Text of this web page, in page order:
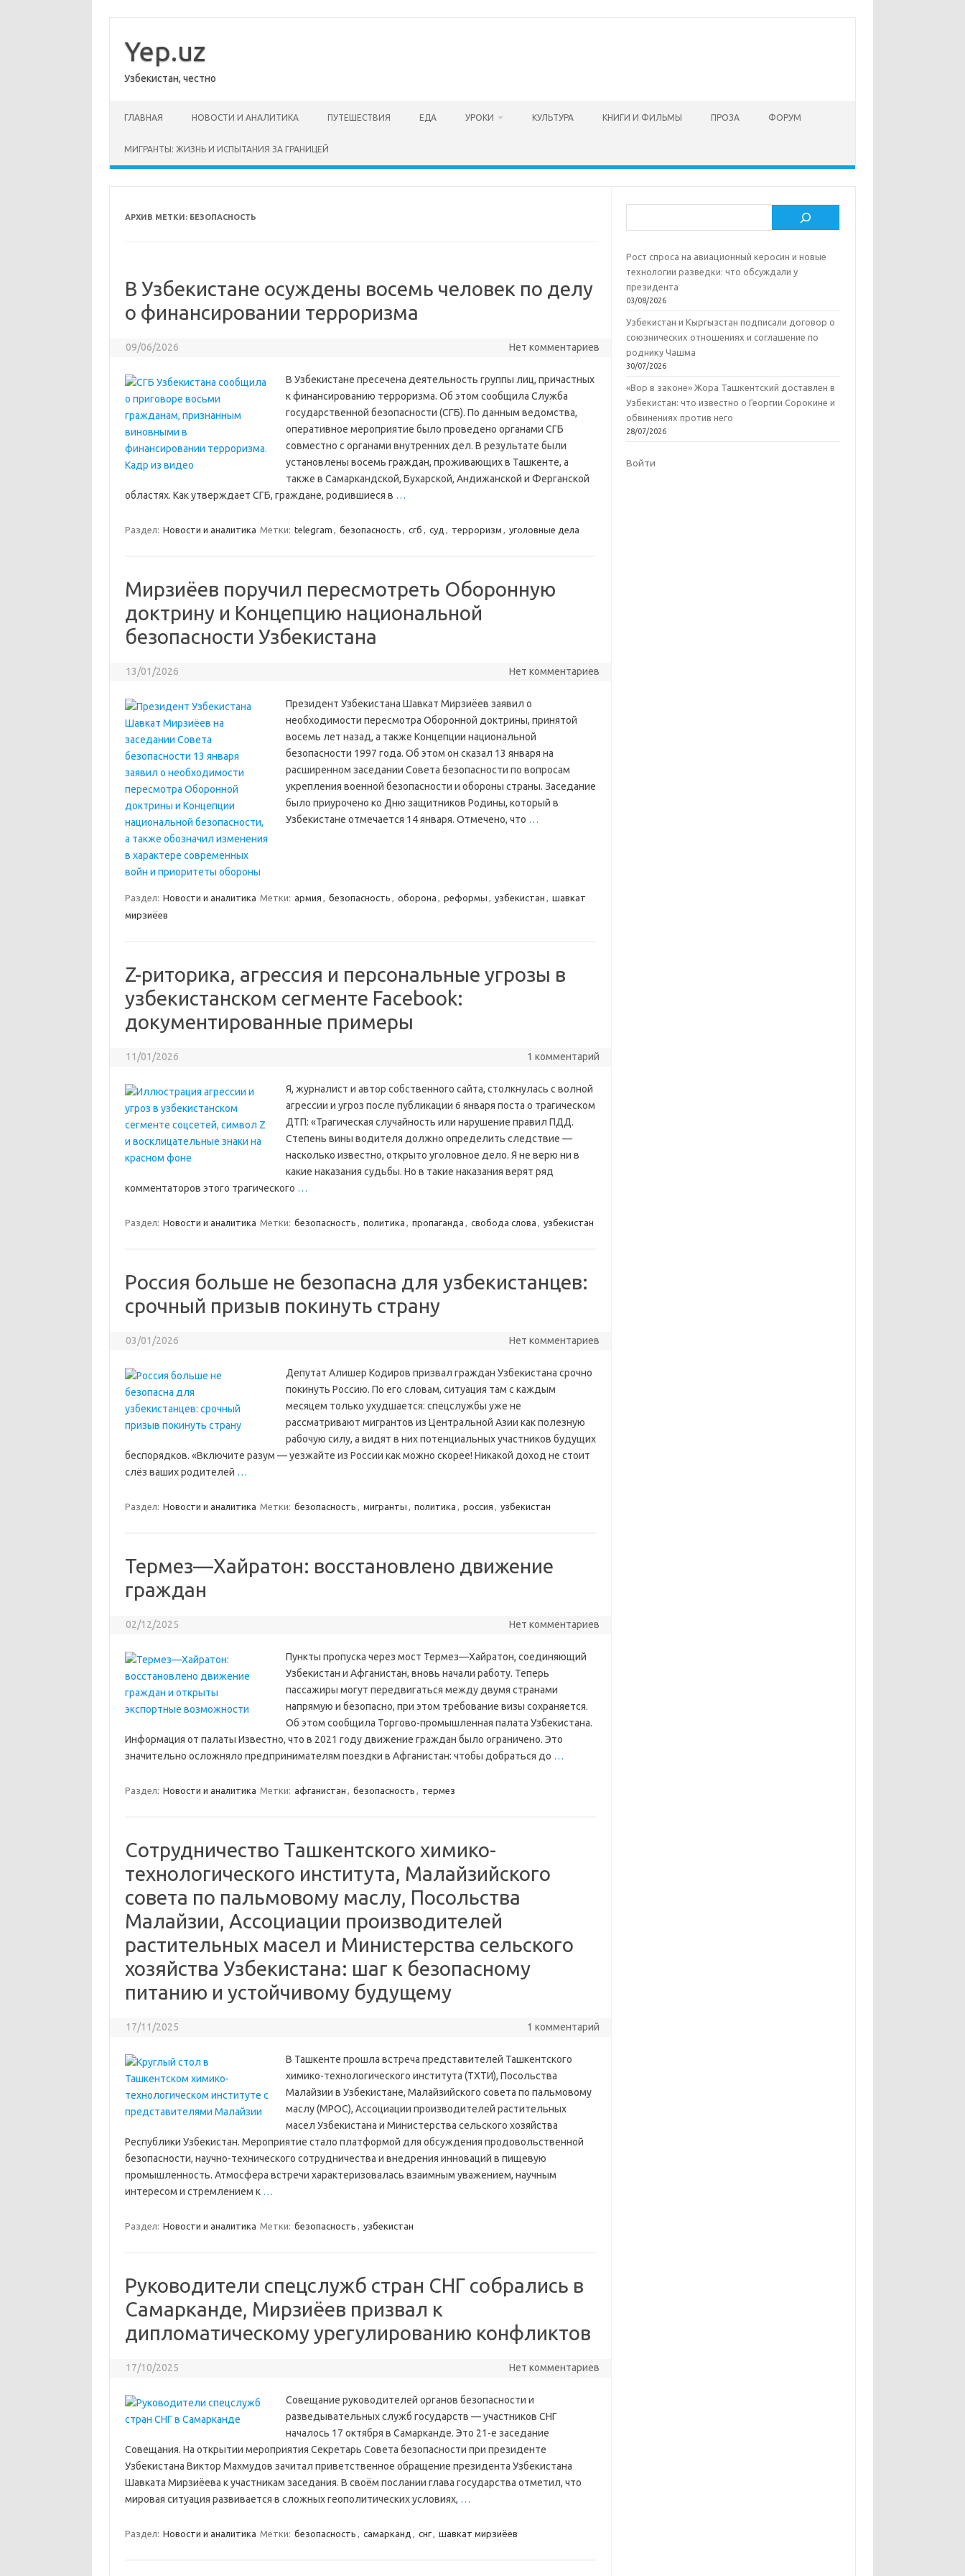
содержимому
Yep.uz
Узбекистан, честно
ГЛАВНАЯ НОВОСТИ И АНАЛИТИКА ПУТЕШЕСТВИЯ ЕДА УРОКИ КУЛЬТУРА КНИГИ И ФИЛЬМЫ ПРОЗА ФОРУМ
МИГРАНТЫ: ЖИЗНЬ И ИСПЫТАНИЯ ЗА ГРАНИЦЕЙ
АРХИВ МЕТКИ: БЕЗОПАСНОСТЬ
В Узбекистане осуждены восемь человек по делу
о финансировании терроризма
09/06/2026 Нет комментариев
В Узбекистане пресечена деятельность группы лиц, причастных
к финансированию терроризма. Об этом сообщила Служба
государственной безопасности (СГБ). По данным ведомства,
оперативное мероприятие было проведено органами СГБ
совместно с органами внутренних дел. В результате были
установлены восемь граждан, проживающих в Ташкенте, а
также в Самаркандской, Бухарской, Андижанской и Ферганской
областях. Как утверждает СГБ, граждане, родившиеся в …
Раздел: Новости и аналитика Метки: telegram , безопасность , сгб , суд , терроризм , уголовные дела
Мирзиёев поручил пересмотреть Оборонную
доктрину и Концепцию национальной
безопасности Узбекистана
13/01/2026 Нет комментариев
Президент Узбекистана Шавкат Мирзиёев заявил о
необходимости пересмотра Оборонной доктрины, принятой
восемь лет назад, а также Концепции национальной
безопасности 1997 года. Об этом он сказал 13 января на
расширенном заседании Совета безопасности по вопросам
укрепления военной безопасности и обороны страны. Заседание
было приурочено ко Дню защитников Родины, который в
Узбекистане отмечается 14 января. Отмечено, что …
Раздел: Новости и аналитика Метки: армия , безопасность , оборона , реформы , узбекистан , шавкат
мирзиёев
Z-риторика, агрессия и персональные угрозы в
узбекистанском сегменте Facebook:
документированные примеры
11/01/2026 1 комментарий
Я, журналист и автор собственного сайта, столкнулась с волной
агрессии и угроз после публикации 6 января поста о трагическом
ДТП: «Трагическая случайность или нарушение правил ПДД.
Степень вины водителя должно определить следствие —
насколько известно, открыто уголовное дело. Я не верю ни в
какие наказания судьбы. Но в такие наказания верят ряд
комментаторов этого трагического …
Раздел: Новости и аналитика Метки: безопасность , политика , пропаганда , свобода слова , узбекистан
Россия больше не безопасна для узбекистанцев:
срочный призыв покинуть страну
03/01/2026 Нет комментариев
Депутат Алишер Кодиров призвал граждан Узбекистана срочно
покинуть Россию. По его словам, ситуация там с каждым
месяцем только ухудшается: спецслужбы уже не
рассматривают мигрантов из Центральной Азии как полезную
рабочую силу, а видят в них потенциальных участников будущих
беспорядков. «Включите разум — уезжайте из России как можно скорее! Никакой доход не стоит
слёз ваших родителей …
Раздел: Новости и аналитика Метки: безопасность , мигранты , политика , россия , узбекистан
Термез—Хайратон: восстановлено движение
граждан
02/12/2025 Нет комментариев
Пункты пропуска через мост Термез—Хайратон, соединяющий
Узбекистан и Афганистан, вновь начали работу. Теперь
пассажиры могут передвигаться между двумя странами
напрямую и безопасно, при этом требование визы сохраняется.
Об этом сообщила Торгово-промышленная палата Узбекистана.
Информация от палаты Известно, что в 2021 году движение граждан было ограничено. Это
значительно осложняло предпринимателям поездки в Афганистан: чтобы добраться до …
Раздел: Новости и аналитика Метки: афганистан , безопасность , термез
Сотрудничество Ташкентского химико-
технологического института, Малайзийского
совета по пальмовому маслу, Посольства
Малайзии, Ассоциации производителей
растительных масел и Министерства сельского
хозяйства Узбекистана: шаг к безопасному
питанию и устойчивому будущему
17/11/2025 1 комментарий
В Ташкенте прошла встреча представителей Ташкентского
химико-технологического института (ТХТИ), Посольства
Малайзии в Узбекистане, Малайзийского совета по пальмовому
маслу (MPOC), Ассоциации производителей растительных
масел Узбекистана и Министерства сельского хозяйства
Республики Узбекистан. Мероприятие стало платформой для обсуждения продовольственной
безопасности, научно-технического сотрудничества и внедрения инноваций в пищевую
промышленность. Атмосфера встречи характеризовалась взаимным уважением, научным
интересом и стремлением к …
Раздел: Новости и аналитика Метки: безопасность , узбекистан
Руководители спецслужб стран СНГ собрались в
Самарканде, Мирзиёев призвал к
дипломатическому урегулированию конфликтов
17/10/2025 Нет комментариев
Совещание руководителей органов безопасности и
разведывательных служб государств — участников СНГ
началось 17 октября в Самарканде. Это 21-е заседание
Совещания. На открытии мероприятия Секретарь Совета безопасности при президенте
Узбекистана Виктор Махмудов зачитал приветственное обращение президента Узбекистана
Шавката Мирзиёева к участникам заседания. В своём послании глава государства отметил, что
мировая ситуация развивается в сложных геополитических условиях, …
Раздел: Новости и аналитика Метки: безопасность , самарканд , снг, шавкат мирзиёев
Рост спроса на авиационный керосин и новые
технологии разведки: что обсуждали у
президента
03/08/2026
Узбекистан и Кыргызстан подписали договор о
союзнических отношениях и соглашение по
роднику Чашма
30/07/2026
«Вор в законе» Жора Ташкентский доставлен в
Узбекистан: что известно о Георгии Сорокине и
обвинениях против него
28/07/2026
Войти